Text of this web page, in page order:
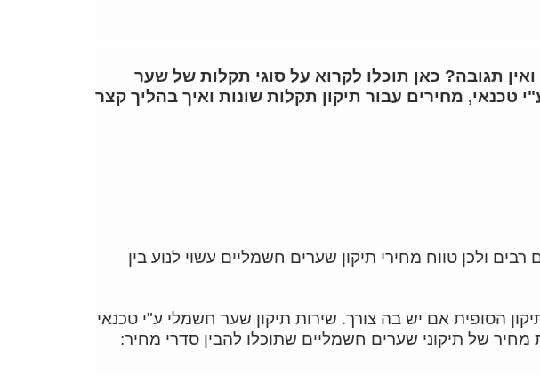
תגובה? כאן תוכלו לקרוא על סוגי תקלות של שער
מחירים עבור תיקון תקלות שונות ואיך בהליך קצר
ולכן טווח מחירי תיקון שערים חשמליים עשוי לנוע בין
זה נכלל לרוב בעלות התיקון הסופית אם יש בה צורך. שירות תיקון שער חשמלי ע"י טכנאי
של תיקוני שערים חשמליים שתוכלו להבין סדרי מחיר: